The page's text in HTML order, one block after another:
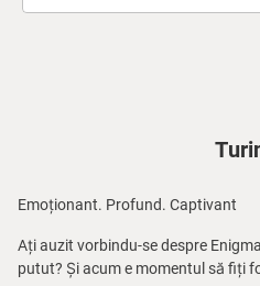
Emoționant. Profund. Captivant
Ați auzit vorbindu-se despre
putut? Și acum e momentul să fiți